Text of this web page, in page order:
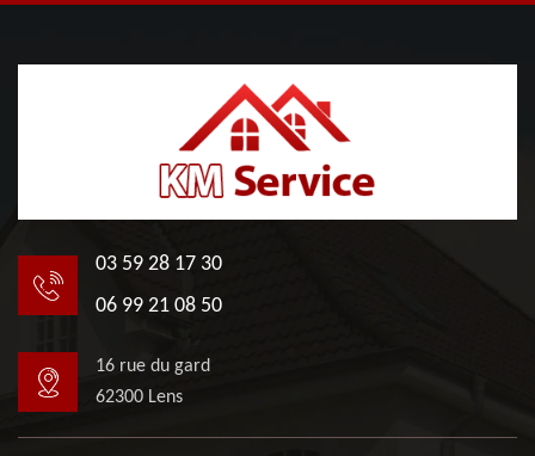
03 59 28 17 30
06 99 21 08 50
16 rue du gard
62300 Lens